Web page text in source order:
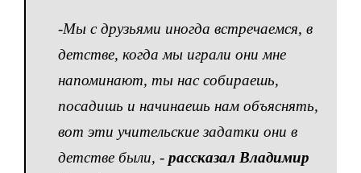
-Мы с друзьями иногда встречаемся, в
детстве, когда мы играли они мне
напоминают, ты нас собираешь,
посадишь и начинаешь нам объяснять,
вот эти учительские задатки они в
детстве были, - рассказал Владимир